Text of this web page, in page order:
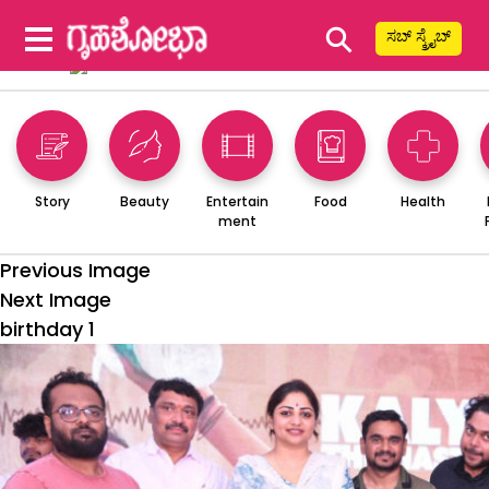
⚲ ಸಬ್ ಸ್ಕ್ರೈಬ್
Story Beauty
Entertain
ment
Food Health
Previous Image
Next Image
birthday 1